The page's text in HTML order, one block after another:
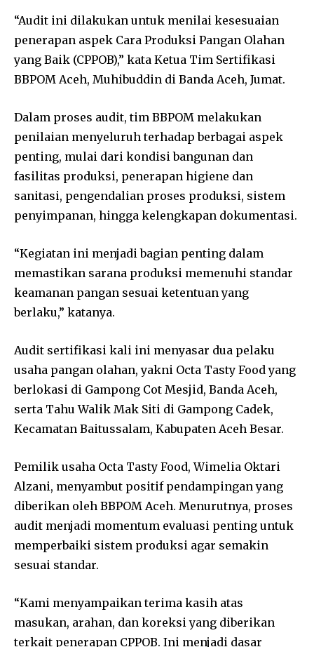
“Audit ini dilakukan untuk menilai kesesuaian
penerapan aspek Cara Produksi Pangan Olahan
yang Baik (CPPOB),” kata Ketua Tim Sertifikasi
BBPOM Aceh, Muhibuddin di Banda Aceh, Jumat.
Dalam proses audit, tim BBPOM melakukan
penilaian menyeluruh terhadap berbagai aspek
penting, mulai dari kondisi bangunan dan
fasilitas produksi, penerapan higiene dan
sanitasi, pengendalian proses produksi, sistem
penyimpanan, hingga kelengkapan dokumentasi.
“Kegiatan ini menjadi bagian penting dalam
memastikan sarana produksi memenuhi standar
keamanan pangan sesuai ketentuan yang
berlaku,” katanya.
Audit sertifikasi kali ini menyasar dua pelaku
usaha pangan olahan, yakni Octa Tasty Food yang
berlokasi di Gampong Cot Mesjid, Banda Aceh,
serta Tahu Walik Mak Siti di Gampong Cadek,
Kecamatan Baitussalam, Kabupaten Aceh Besar.
Pemilik usaha Octa Tasty Food, Wimelia Oktari
Alzani, menyambut positif pendampingan yang
diberikan oleh BBPOM Aceh. Menurutnya, proses
audit menjadi momentum evaluasi penting untuk
memperbaiki sistem produksi agar semakin
sesuai standar.
“Kami menyampaikan terima kasih atas
masukan, arahan, dan koreksi yang diberikan
terkait penerapan CPPOB. Ini menjadi dasar